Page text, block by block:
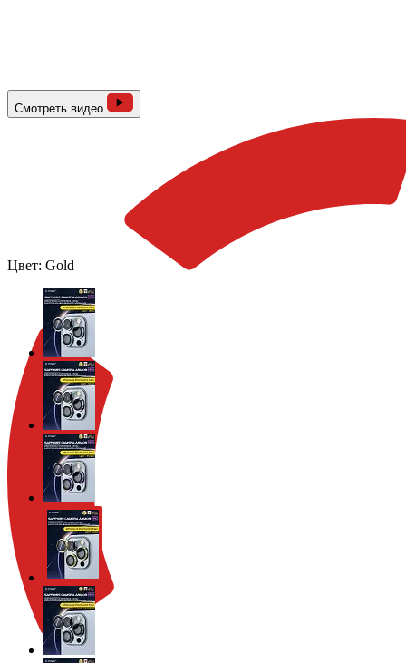
Смотреть видео
Цвет: Gold